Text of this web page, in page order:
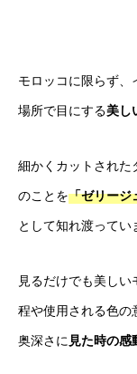
モロッコに限らず、
場所で目にする美し
細かくカットされた
のことを「ゼリージ
として知れ渡ってい
見るだけでも美し
程や使用される色の
奥深さに 見た時の感